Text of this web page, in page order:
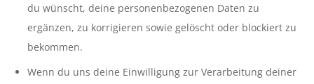
du wünscht, deine personenbezogenen Daten zu
ergänzen, zu korrigieren sowie gelöscht oder blockiert zu
bekommen.
Wenn du uns deine Einwilligung zur Verarbeitung deiner